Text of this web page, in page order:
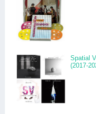
Spatial
(2017-